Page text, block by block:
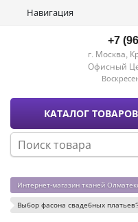
Навигация
+7
г. Москва,
Офисный
КАТАЛОГ ТОВАРОВ
Интернет-магазин тканей
Выбор фасона свадебных платьев?